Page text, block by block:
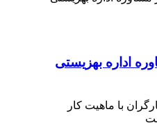
اداره بهزیستی